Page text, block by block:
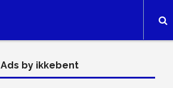
Ads by ikkebent